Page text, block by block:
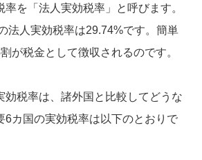
を「法人実効税率」と呼びます。
法人実効税率は29.74%です。簡単
が税金として徴収されるのです。
効税率は、諸外国と比較してどうな
6カ国の実効税率は以下のとおりで